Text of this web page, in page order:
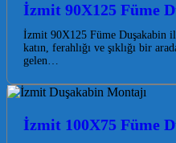
İzmit 90X125 Füme
İzmit 90X125 Füme Duşakabin
katın, ferahlığı ve şıklığı bir
gelen…
İzmit 100X75 Füme